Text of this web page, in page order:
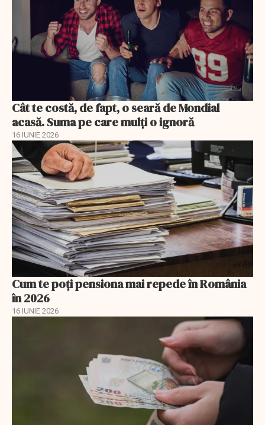
Cât te costă, de fapt, o seară de Mondial
acasă. Suma pe care mulți o ignoră
16 IUNIE 2026
Cum te poți pensiona mai repede în România
în 2026
16 IUNIE 2026